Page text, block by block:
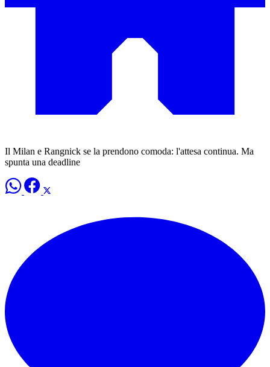
Il Milan e Rangnick se la prendono comoda: l'attesa continua. Ma
spunta una deadline